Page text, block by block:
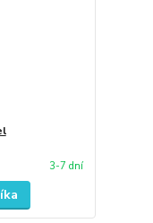
3-7 dní